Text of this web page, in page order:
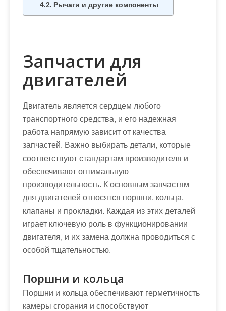
Рычаги и другие компоненты
Запчасти для
двигателей
Двигатель является сердцем любого
транспортного средства, и его надежная
работа напрямую зависит от качества
запчастей. Важно выбирать детали, которые
соответствуют стандартам производителя и
обеспечивают оптимальную
производительность. К основным запчастям
для двигателей относятся поршни, кольца,
клапаны и прокладки. Каждая из этих деталей
играет ключевую роль в функционировании
двигателя, и их замена должна проводиться с
особой тщательностью.
Поршни и кольца
Поршни и кольца обеспечивают герметичность
камеры сгорания и способствуют